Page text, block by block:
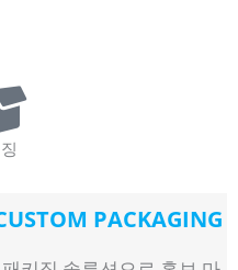
PACKAGING